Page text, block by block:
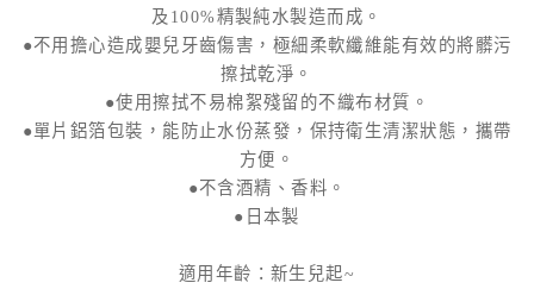
及100%精製純水製造而成。
●不用擔心造成嬰兒牙齒傷害，極細柔軟纖維能有效的將髒污
擦拭乾淨。
●使用擦拭不易棉絮殘留的不織布材質。
●單片鋁箔包裝，能防止水份蒸發，保持衛生清潔狀態，攜帶
方便。
●不含酒精、香料。
●日本製
適用年齡：新生兒起~